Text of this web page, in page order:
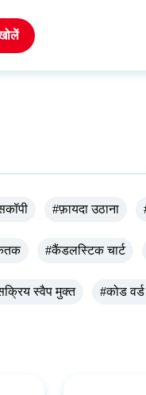
#फ़ायदा उठाना
#कैंडलस्टिक चार्ट
स्वैप मुक्त #कोड